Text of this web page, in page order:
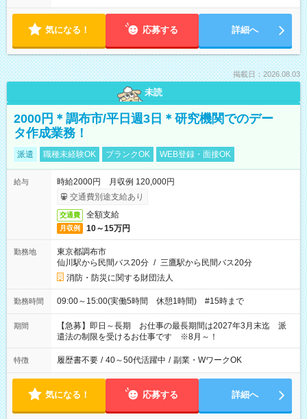
気になる！ 応募する 詳細へ
掲載日：2026.08.03
未読
2000円＊調布市/平日週3日＊研究機関でのデー
タ作成業務！
派遣 職種未経験OK ブランクOK WEB登録・面接OK
給与
時給2000円 月収例 120,000円
交通費別途支給あり
交通費 全額支給
月収例 10～15万円
勤務地
東京都調布市
仙川駅から民間バス20分 / 三鷹駅から民間バス20分
消防・防災に関する財団法人
勤務時間 09:00～15:00(実働5時間 休憩1時間) #15時まで
期間
【急募】即日～長期 お仕事の最長期間は2027年3月末迄 派
遣法の制限を受けるお仕事です ※8月～！
特徴 履歴書不要 / 40～50代活躍中 / 副業・WワークOK
気になる！ 応募する 詳細へ